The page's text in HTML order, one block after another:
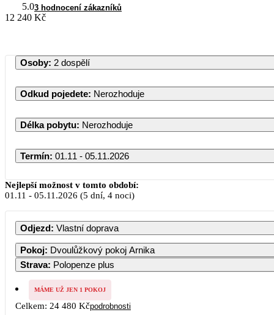
5.03 hodnocení zákazníků
12 240 Kč
Osoby: 2 dospělí
Odkud pojedete: Nerozhoduje
Délka pobytu: Nerozhoduje
Termín: 01.11 - 05.11.2026
Listopad 2026
PO ÚT ST ČT PÁ SO
2 3 4 5 6 7
9 10
Nejlepší možnost v tomto období:
01.11 - 05.11.2026 (5 dní, 4 noci)
Odjezd: Vlastní doprava
Pokoj: Dvoulůžkový pokoj Arnika
Strava: Polopenze plus
MÁME UŽ JEN 1 POKOJ
Celkem: 24 480 Kčpodrobnosti